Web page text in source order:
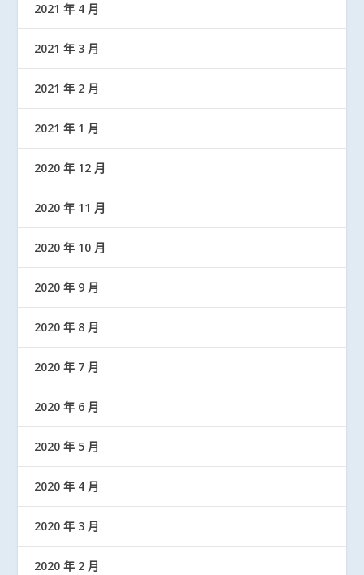
2021 年 4 月
2021 年 3 月
2021 年 2 月
2021 年 1 月
2020 年 12 月
2020 年 11 月
2020 年 10 月
2020 年 9 月
2020 年 8 月
2020 年 7 月
2020 年 6 月
2020 年 5 月
2020 年 4 月
2020 年 3 月
2020 年 2 月